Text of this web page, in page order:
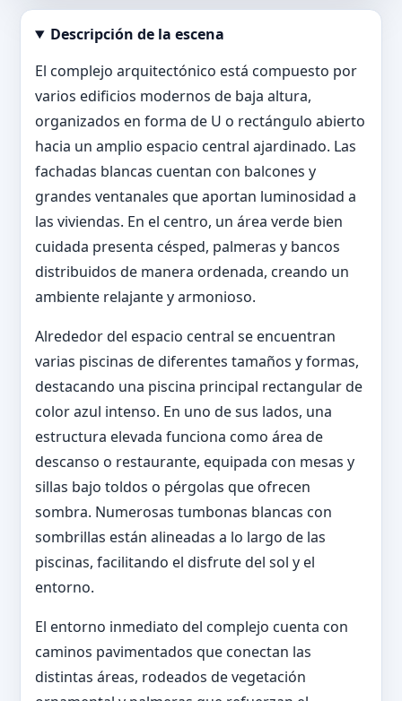
Abrir imagen en tamaño completo
Descripción de la escena
El complejo arquitectónico está compuesto por
varios edificios modernos de baja altura,
organizados en forma de U o rectángulo abierto
hacia un amplio espacio central ajardinado. Las
fachadas blancas cuentan con balcones y
grandes ventanales que aportan luminosidad a
las viviendas. En el centro, un área verde bien
cuidada presenta césped, palmeras y bancos
distribuidos de manera ordenada, creando un
ambiente relajante y armonioso.
Alrededor del espacio central se encuentran
varias piscinas de diferentes tamaños y formas,
destacando una piscina principal rectangular de
color azul intenso. En uno de sus lados, una
estructura elevada funciona como área de
descanso o restaurante, equipada con mesas y
sillas bajo toldos o pérgolas que ofrecen
sombra. Numerosas tumbonas blancas con
sombrillas están alineadas a lo largo de las
piscinas, facilitando el disfrute del sol y el
entorno.
El entorno inmediato del complejo cuenta con
caminos pavimentados que conectan las
distintas áreas, rodeados de vegetación